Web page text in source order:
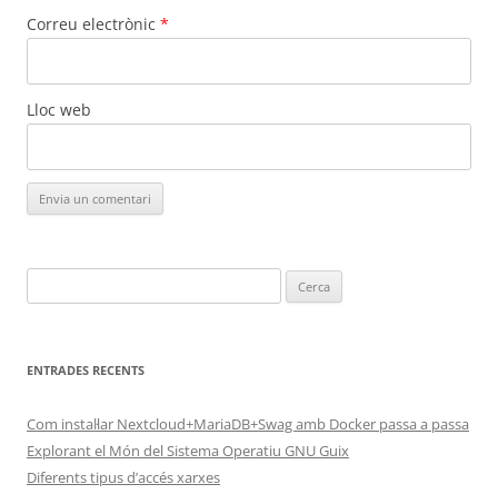
Correu electrònic *
Lloc web
ENTRADES RECENTS
Com instal·lar Nextcloud+MariaDB+Swag amb Docker passa a passa
Explorant el Món del Sistema Operatiu GNU Guix
Diferents tipus d’accés xarxes